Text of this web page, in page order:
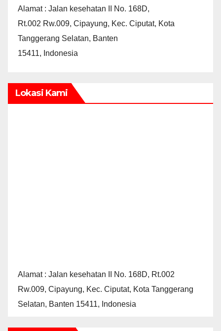
Alamat : Jalan kesehatan II No. 168D,
Rt.002 Rw.009, Cipayung, Kec. Ciputat, Kota
Tanggerang Selatan, Banten
15411, Indonesia
Lokasi Kami
Alamat : Jalan kesehatan II No. 168D, Rt.002
Rw.009, Cipayung, Kec. Ciputat, Kota Tanggerang
Selatan, Banten 15411, Indonesia